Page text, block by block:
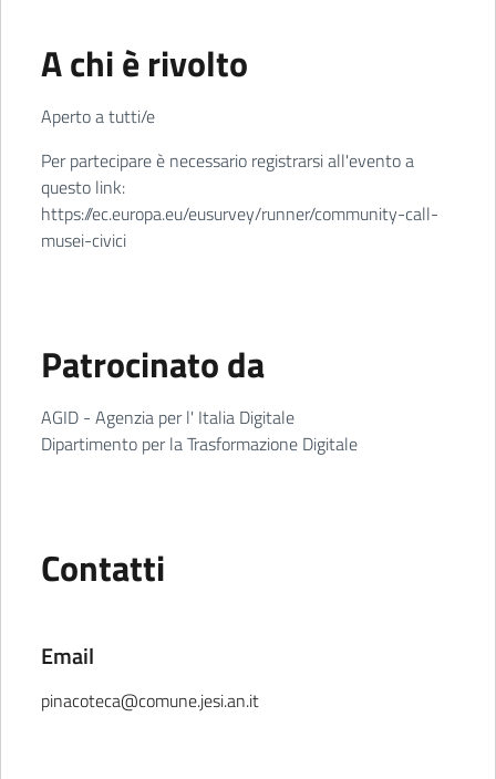
A chi è rivolto
Aperto a tutti/e
Per partecipare è necessario registrarsi all'evento a
questo link:
https://ec.europa.eu/eusurvey/runner/community-call-
musei-civici
Patrocinato da
AGID - Agenzia per l' Italia Digitale
Dipartimento per la Trasformazione Digitale
Contatti
Email
pinacoteca@comune.jesi.an.it